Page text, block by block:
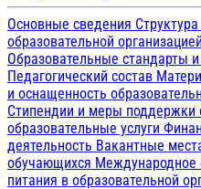
Основные сведения
образовательной организацией
Образовательные стандарты
Педагогический состав
и оснащенность
Стипендии и меры поддержки
образовательные услуги
деятельность Вакантные
обучающихся Международное
питания в образовательной